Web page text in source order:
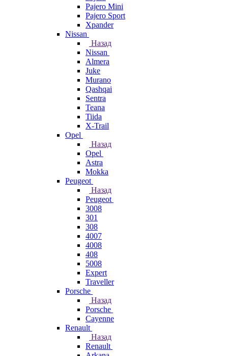
Pajero Mini
Pajero Sport
Xpander
Nissan
Назад
Nissan
Almera
Juke
Murano
Qashqai
Sentra
Teana
Tiida
X-Trail
Opel
Назад
Opel
Astra
Mokka
Peugeot
Назад
Peugeot
3008
301
308
4007
4008
408
5008
Expert
Traveller
Porsche
Назад
Porsche
Cayenne
Renault
Назад
Renault